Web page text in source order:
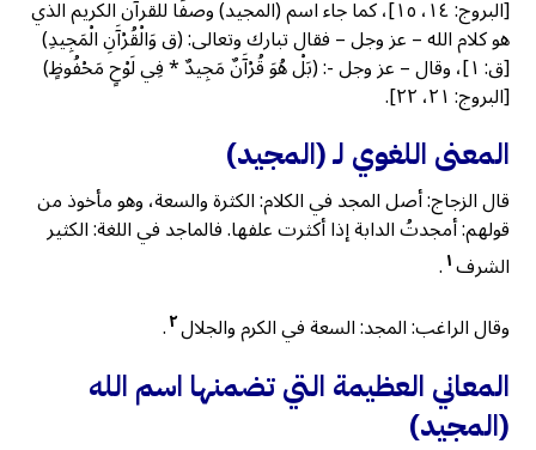
[البروج: ١٤، ١٥]، كما جاء اسم (المجيد) وصفًا للقرآن الكريم الذي
هو كلام الله – عز وجل – فقال تبارك وتعالى: (ق وَالْقُرْآَنِ الْمَجِيدِ)
[ق: ١]، وقال – عز وجل -: (بَلْ هُوَ قُرْآَنٌ مَجِيدٌ * فِي لَوْحٍ مَحْفُوظٍ)
[البروج: ٢١، ٢٢].
المعنى اللغوي لـ (المجيد)
قال الزجاج: أصل المجد في الكلام: الكثرة والسعة، وهو مأخوذ من
قولهم: أمجدتُ الدابة إذا أكثرت علفها. فالماجد في اللغة: الكثير
الشرف١.
وقال الراغب: المجد: السعة في الكرم والجلال٢.
المعاني العظيمة التي تضمنها اسم الله
(المجيد)